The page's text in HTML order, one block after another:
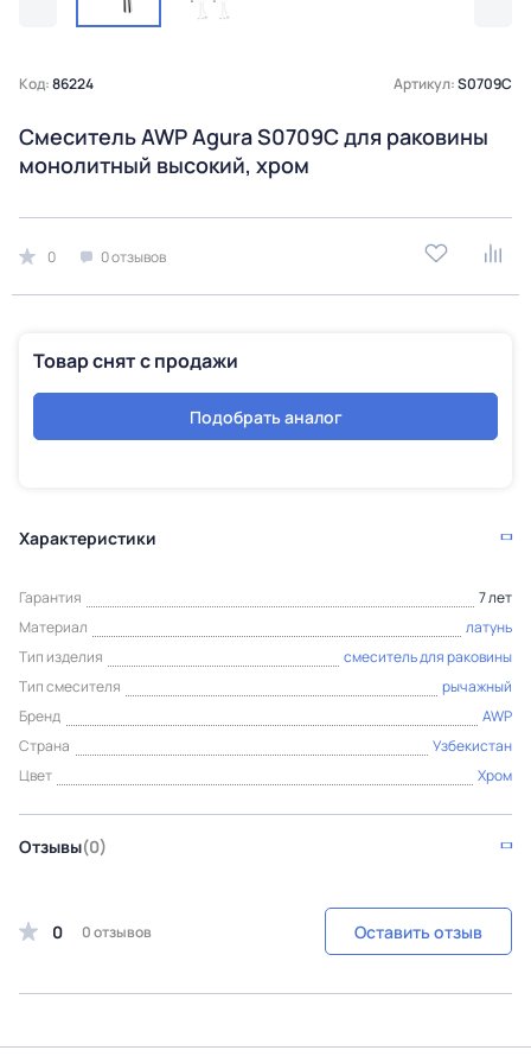
Код:86224 Артикул:S0709C
Смеситель AWP Agura S0709C для раковины
монолитный высокий, хром
0 0 отзывов
Товар снят с продажи
Подобрать аналог
Характеристики
Гарантия
7 лет
Материал
латунь
Тип изделия
смеситель для раковины
Тип смесителя
рычажный
Бренд
AWP
Страна
Узбекистан
Цвет
Хром
Отзывы(0)
0 0 отзывов Оставить отзыв